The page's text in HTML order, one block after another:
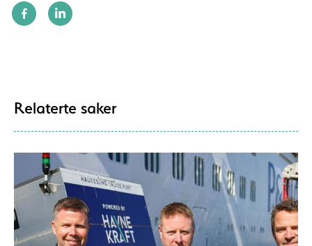
Relaterte saker